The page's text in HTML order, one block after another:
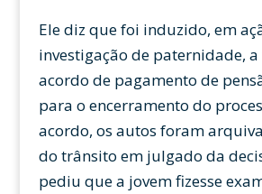
Ele diz que foi induzido, em
investigação de paternidade,
acordo de pagamento de
para o encerramento do
acordo, os autos foram
do trânsito em julgado da
pediu que a jovem fizesse